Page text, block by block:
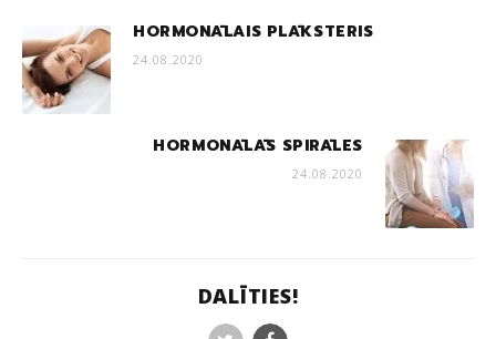
HORMONĀLAIS PLĀKSTERIS
24.08.2020
HORMONĀLĀS SPIRĀLES
24.08.2020
DALĪTIES!